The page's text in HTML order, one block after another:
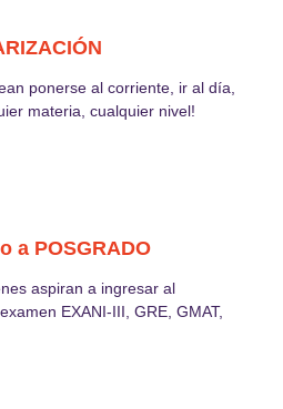
ponerse al corriente, ir al día,
materia, cualquier nivel!
a POSGRADO
aspiran a ingresar al
EXANI-III, GRE, GMAT,